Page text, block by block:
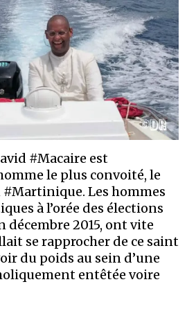
#Macaire est
le plus convoité, le
Les hommes
à l’orée des élections
décembre 2015, ont vite
se rapprocher de ce saint
du poids au sein d’une
entêtée voire